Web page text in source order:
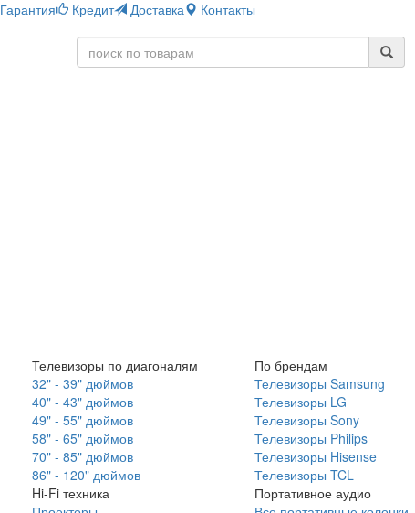
Гарантия Кредит Доставка
Контакты
Телевизоры по диагоналям
32" - 39" дюймов
40" - 43" дюймов
49" - 55" дюймов
58" - 65" дюймов
70" - 85" дюймов
86" - 120" дюймов
Hi-Fi техника
По брендам
Телевизоры Samsung
Телевизоры LG
Телевизоры Sony
Телевизоры Philips
Телевизоры Hisense
Телевизоры TCL
Портативное аудио